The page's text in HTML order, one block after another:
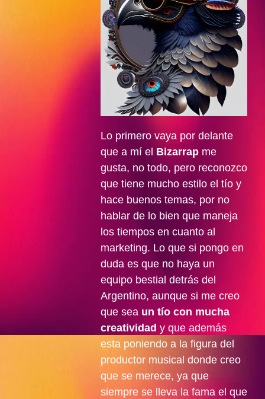
Lo primero vaya por delante
que a mí el Bizarrapme
gusta, no todo, pero reconozco
que tiene mucho estilo el tío y
hace buenos temas, por no
hablar de lo bien que maneja
los tiempos en cuanto al
marketing. Lo que si pongo en
duda es que no haya un
equipo bestial detrás del
Argentino, aunque si me creo
que sea un tío con mucha
creatividad y que además
esta poniendo a la figura del
productor musical donde creo
que se merece, ya que
siempre se lleva la fama el que